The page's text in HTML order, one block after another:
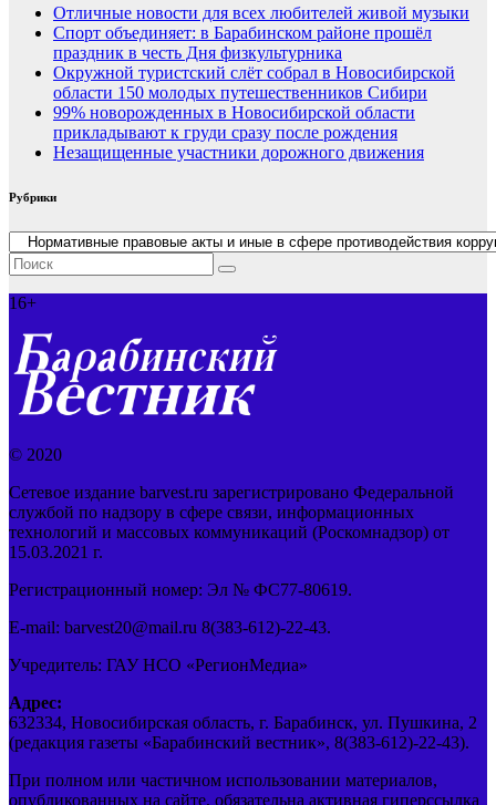
Отличные новости для всех любителей живой музыки
Спорт объединяет: в Барабинском районе прошёл
праздник в честь Дня физкультурника
Окружной туристский слёт собрал в Новосибирской
области 150 молодых путешественников Сибири
99% новорожденных в Новосибирской области
прикладывают к груди сразу после рождения
Незащищенные участники дорожного движения
Рубрики
Рубрики
16+
© 2020
Сетевое издание barvest.ru зарегистрировано Федеральной
службой по надзору в сфере связи, информационных
технологий и массовых коммуникаций (Роскомнадзор) от
15.03.2021 г.
Регистрационный номер: Эл № ФС77-80619.
E-mail: barvest20@mail.ru 8(383-612)-22-43.
Учредитель: ГАУ НСО «РегионМедиа»
Адрес:
632334, Новосибирская область, г. Барабинск, ул. Пушкина, 2
(редакция газеты «Барабинский вестник», 8(383-612)-22-43).
При полном или частичном использовании материалов,
опубликованных на сайте, обязательна активная гиперссылка